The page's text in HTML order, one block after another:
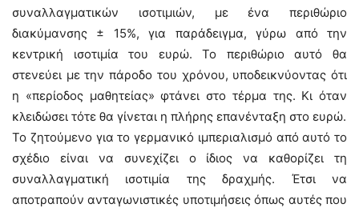
συναλλαγματικών ισοτιμιών, με ένα περιθώριο
διακύμανσης ± 15%, για παράδειγμα, γύρω από την
κεντρική ισοτιμία του ευρώ. Το περιθώριο αυτό θα
στενεύει με την πάροδο του χρόνου, υποδεικνύοντας ότι
η «περίοδος μαθητείας» φτάνει στο τέρμα της. Κι όταν
κλειδώσει τότε θα γίνεται η πλήρης επανένταξη στο ευρώ.
Το ζητούμενο για το γερμανικό ιμπεριαλισμό από αυτό το
σχέδιο είναι να συνεχίζει ο ίδιος να καθορίζει τη
συναλλαγματική ισοτιμία της δραχμής. Έτσι να
αποτραπούν ανταγωνιστικές υποτιμήσεις όπως αυτές που